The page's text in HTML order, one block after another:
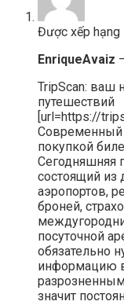
Được xếp hạng
EnriqueAvaiz
TripScan: ваш
путешествий
[url=https://
Современный
покупкой
Сегодняшняя
состоящий из
аэропортов,
броней,
посуточной
обязательно
информацию
значит